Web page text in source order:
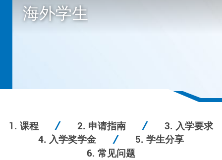
海外学生
1. 课程 2. 申请指南
3. 入学要求
4. 入学奖学金
5. 学生分享
6. 常见问题